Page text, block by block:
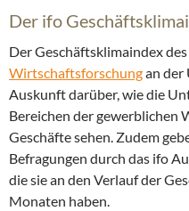
Der ifo
Der Geschäftsklimaindex des
Wirtschaftsforschungan der
Auskunft darüber, wie die
Bereichen der gewerblichen
Geschäfte sehen. Zudem
Befragungen durch das ifo
die sie an den Verlauf der
Monaten haben.